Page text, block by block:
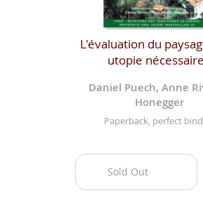
L'évaluation du
utopie
Daniel Puech, Anne
Honegger
Paperback, perfect
Sold Out